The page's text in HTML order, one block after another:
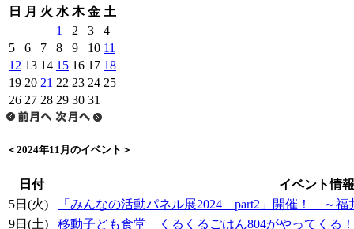
日 月 火 水 木 金 土
1
2 3
4
5
6 7 8 9 10 11
12 13 14 15 16 17 18
19 20 21 22 23 24 25
26 27 28 29 30 31
＜2024年11月のイベント＞
日付
イベント情報
5日(火)
「みんなの活動パネル展2024 part2」開催！ ～福
9日(土)
移動子ども食堂 くるくるごはん804がやってくる！